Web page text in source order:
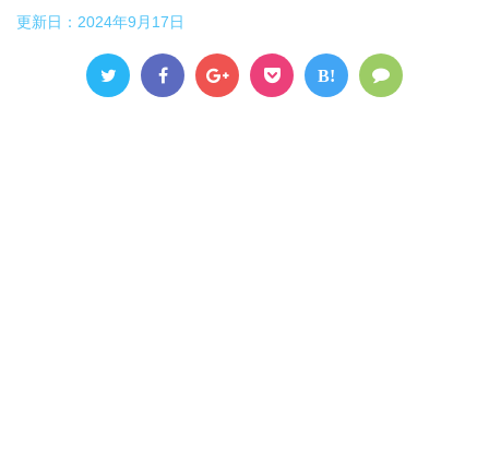
更新日： 2024年9月17日
B!